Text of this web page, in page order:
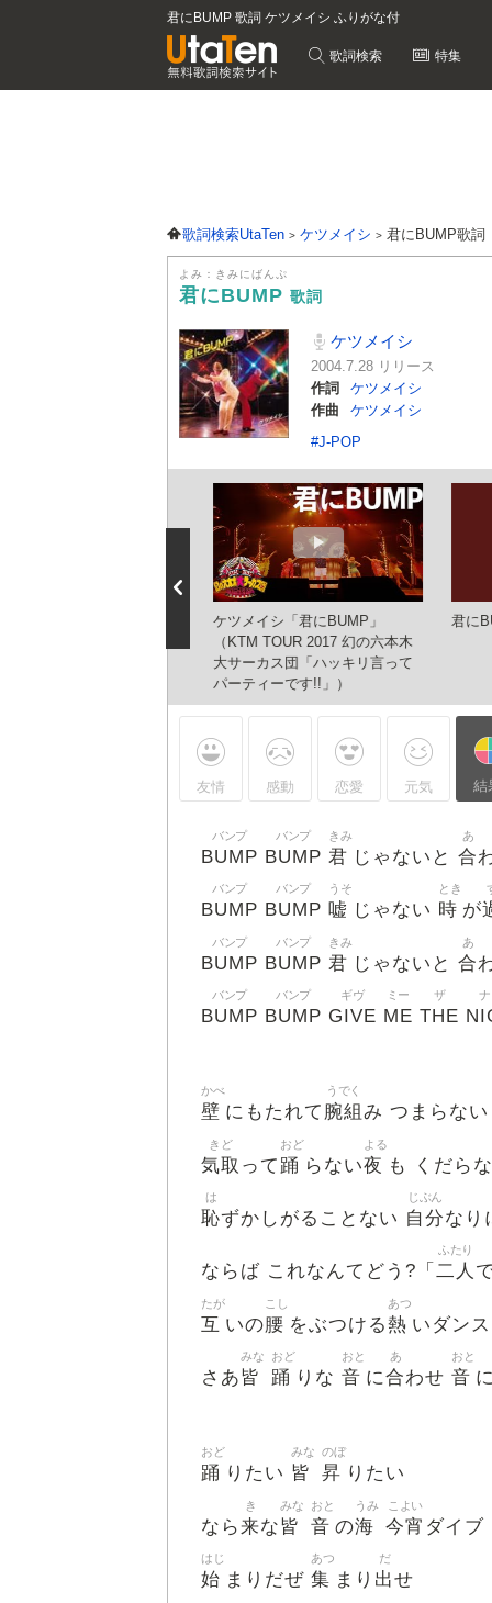
君にBUMP 歌詞 ケツメイシ ふりがな付
歌詞検索 特集
歌詞検索UtaTen ケツメイシ 君にBUMP歌詞
よみ：きみにばんぷ
君にBUMP 歌詞
ケツメイシ
2004.7.28 リリース
作詞
ケツメイシ
作曲
ケツメイシ
#J-POP
ケツメイシ「君にBUMP」
（KTM TOUR 2017 幻の六本木
大サーカス団「ハッキリ言って
パーティーです!!」）
君に
友情 感動 恋愛 元気 結
BUMP
バンプ
BUMP
バンプ
君
きみ
じゃないと 合
あ
BUMP
バンプ
BUMP
バンプ
嘘
うそ
じゃない 時
とき
が
BUMP
バンプ
BUMP
バンプ
君
きみ
じゃないと 合
あ
BUMP
バンプ
BUMP
バンプ
GIVE
ギヴ
ME
ミー
THE
ザ ナ
壁
かべ
にもたれて 腕組
うでく
み つまらない
気取
きど
って 踊
おど
らない夜
よる
も くだら
恥
は
ずかしがることない 自分
じぶん
なり
ならば これなんてどう?「 二人
ふたり
互
たが
いの腰
こし
をぶつける熱
あつ
いダンス
さあ皆
みな
踊
おど
りな 音
おと
に合
あ
わせ 音
おと
踊
おど
りたい 皆
みな
昇
のぼ
りたい
なら来
き
な皆
みな
音
おと
の海
うみ
今宵
こよい
ダイブ
始
はじ
まりだぜ 集
あつ
まり 出
だ
せ